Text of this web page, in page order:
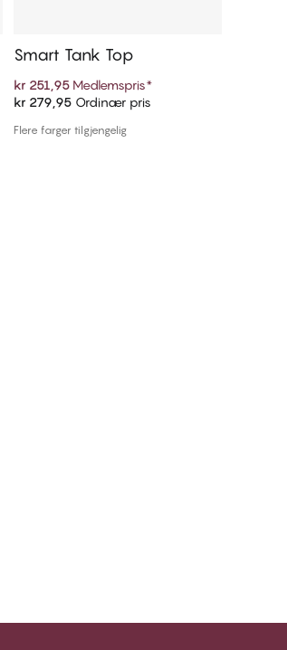
Legg i handlekurven
Smart Tank Top
kr 251,95 Medlemspris*
kr 279,95Ordinær pris
Flere farger tilgjengelig